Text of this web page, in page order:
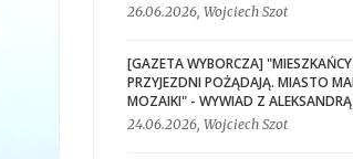
26.06.2026, Wojciech Szot
[GAZETA WYBORCZA] "MIESZKAŃCY
PRZYJEZDNI POŻĄDAJĄ. MIASTO
MOZAIKI" - WYWIAD Z
24.06.2026, Wojciech Szot